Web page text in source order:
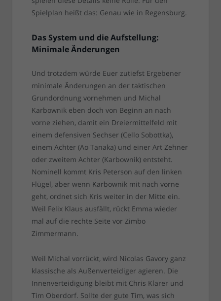
Spielplan heißt das: Genau wie in Regensburg.
Das System und die Aufstellung:
Minimale Änderungen
Und trotzdem würde Euer zutiefst Ergebener
minimale Änderungen an der taktischen
Grundordnung vornehmen und Michal
Karbownik eben doch von Beginn an nach
vorne ziehen, damit ein Dreiermittelfeld mit
einem defensiven Sechser (Cello Sobottka),
einem Achter (Ao Tanaka) und einer Art Zehner
oder zweitem Achter (Karbownik) entsteht.
Nominell kommt Kris Peterson auf den linken
Flügel, aber wenn Karbownik mit nach vorne
geht, ordnet sich Kris weiter in der Mitte ein.
Weil Felix Klaus ausfällt, rückt Emma wieder
mal auf die rechte Seite vor Zimbo
Zimmermann.
Weil Michal vorrückt, wird Nicolas Gavory ganz
klassische als Außenverteidiger agieren. Die
Innenverteidigung bleibt mit Chris Klarer und
Tim Oberdorf. Sollte der gute Tim, was sich